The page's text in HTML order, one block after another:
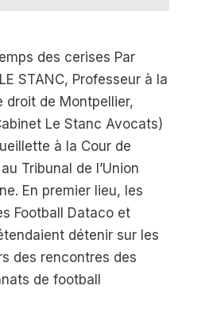
des cerises Par
STANC, Professeur à la
droit de Montpellier,
Le Stanc Avocats)
à la Cour de
Tribunal de l’Union
En premier lieu, les
Football Dataco et
détenir sur les
des rencontres des
de football